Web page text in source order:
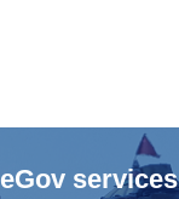
eGov services